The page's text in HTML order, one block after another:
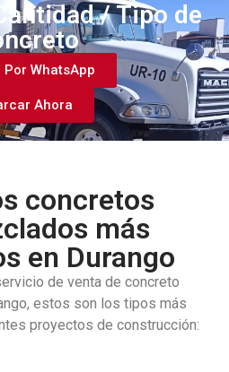
/ Tipo de
Por WhatsApp
Ahora
concretos
más
en Durango
de venta de concreto
estos son los tipos más
proyectos de construcción: